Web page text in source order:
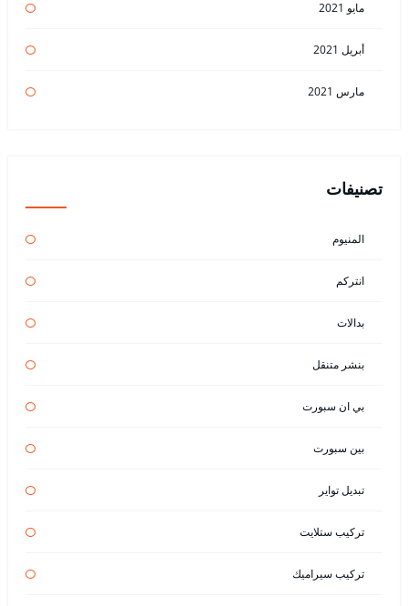
مايو 2021
أبريل 2021
مارس 2021
تصنيفات
المنيوم
انتركم
بدالات
بنشر متنقل
بي ان سبورت
بين سبورت
تبديل تواير
تركيب ستلايت
تركيب سيراميك